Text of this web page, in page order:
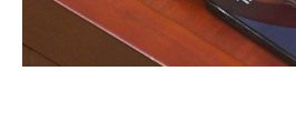
НЕФТЕХИМИЯ
НЕФТЬ
РОЗНИЧНАЯ ТОРГОВЛЯ
НОВОСТИ ТЕХНОЛОГИЙ
МЕРОПРИЯТИЯ